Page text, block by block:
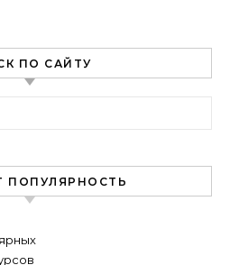
ПО САЙТУ
ПОПУЛЯРНОСТЬ